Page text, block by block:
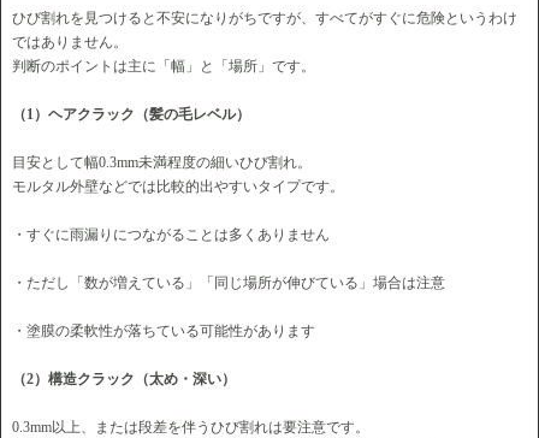
ひび割れを見つけると不安になりがちですが、すべてがすぐに危険というわけ
ではありません。
判断のポイントは主に「幅」と「場所」です。
（1）ヘアクラック（髪の毛レベル）
目安として幅0.3mm未満程度の細いひび割れ。
モルタル外壁などでは比較的出やすいタイプです。
・すぐに雨漏りにつながることは多くありません
・ただし「数が増えている」「同じ場所が伸びている」場合は注意
・塗膜の柔軟性が落ちている可能性があります
（2）構造クラック（太め・深い）
0.3mm以上、または段差を伴うひび割れは要注意です。